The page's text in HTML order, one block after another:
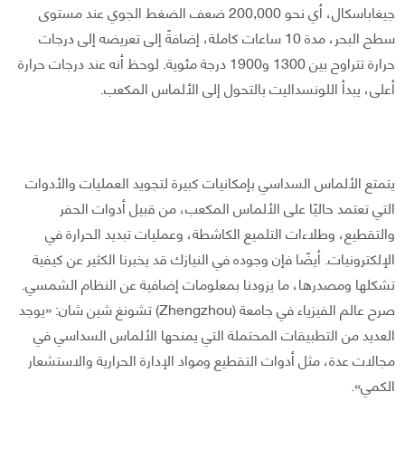
جيغاباسكال، أي نحو 200,000 ضعف الضغط الجوي عند مستوى
سطح البحر، مدة 10 ساعات كاملة، إضافةً إلى تعريضه إلى درجات
حرارة تتراوح بين 1300 و1900 درجة مئوية. لوحظ أنه عند درجات حرارة
أعلى، يبدأ اللونسداليت بالتحول إلى الألماس المكعب.
يتمتع الألماس السداسي بإمكانيات كبيرة لتجويد العمليات والأدوات
التي تعتمد حاليًا على الألماس المكعب، من قبيل أدوات الحفر
والتقطيع، وطلاءات التلميع الكاشطة، وعمليات تبديد الحرارة في
الإلكترونيات. أيضًا فإن وجوده في النيازك قد يخبرنا الكثير عن كيفية
تشكلها ومصدرها، ما يزودنا بمعلومات إضافية عن النظام الشمسي.
صرح عالم الفيزياء في جامعة (Zhengzhou) تشونغ شين شان: «يوجد
العديد من التطبيقات المحتملة التي يمنحها الألماس السداسي في
مجالات عدة، مثل أدوات التقطيع ومواد الإدارة الحرارية والاستشعار
الكمي».